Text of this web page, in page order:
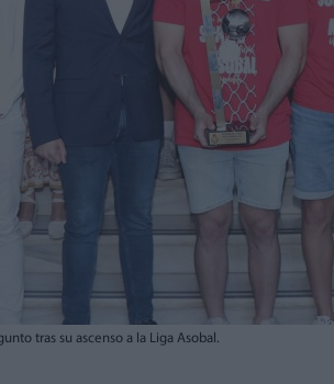
tras su ascenso a la Liga Asobal.